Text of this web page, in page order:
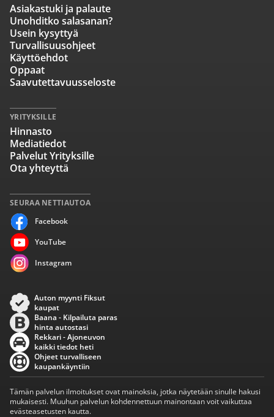
SEURAA NETTIAUTOA
Facebook
YouTube
Instagram
Asiakastuki ja palaute
Unohditko salasanan?
Usein kysyttyä
Turvallisuusohjeet
Käyttöehdot
Oppaat
Saavutettavuusseloste
YRITYKSILLE
Hinnasto
Mediatiedot
Palvelut Yrityksille
Ota yhteyttä
Auton myynti Fiksut
kaupat
Baana - Kilpailuta paras
hinta autostasi
Rekkari - Ajoneuvon
kaikki tiedot heti
Ohjeet turvalliseen
kaupankäyntiin
Tämän palvelun ilmoitukset ovat mainoksia, jotka näytetään sinulle hakusi
mukaisesti. Muuhun palvelun kohdennettuun mainontaan voit vaikuttaa
evästeasetusten kautta.